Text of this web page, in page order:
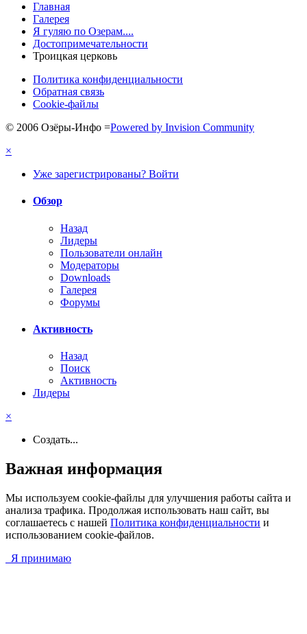
Главная
Галерея
Я гуляю по Озерам....
Достопримечательности
Троицкая церковь
Политика конфиденциальности
Обратная связь
Cookie-файлы
© 2006 Озёры-Инфо =Powered by Invision Community
×
Уже зарегистрированы? Войти
Обзор
Назад
Лидеры
Пользователи онлайн
Модераторы
Downloads
Галерея
Форумы
Активность
Назад
Поиск
Активность
Лидеры
×
Создать...
Важная информация
Мы используем cookie-файлы для улучшения работы сайта и
анализа трафика. Продолжая использовать наш сайт, вы
соглашаетесь с нашей Политика конфиденциальности и
использованием cookie-файлов.
Я принимаю